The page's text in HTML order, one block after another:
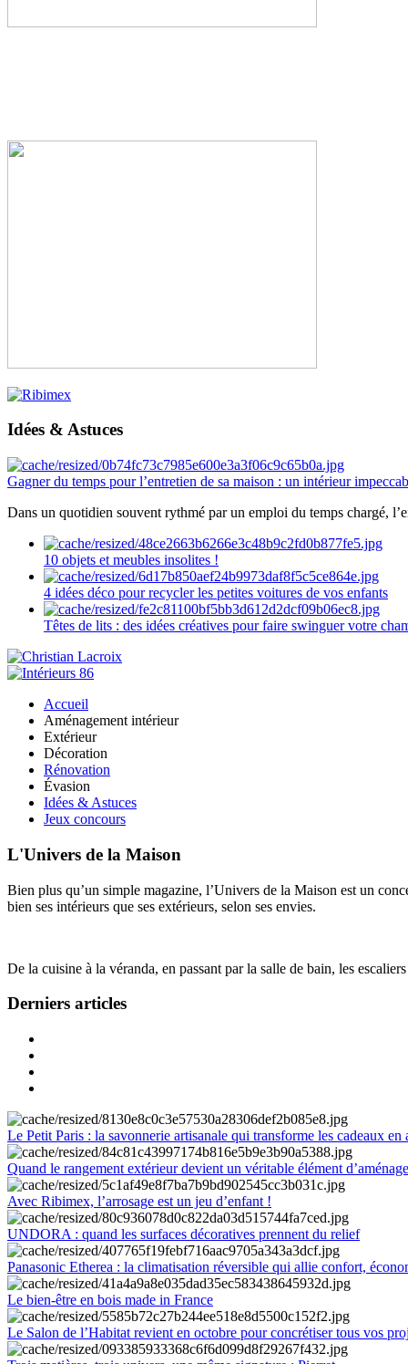
Idées & Astuces
Gagner du temps pour l’entretien de sa maison : un intérieur
Dans un quotidien souvent rythmé par un emploi du temps chargé,
10 objets et meubles insolites !
4 idées déco pour recycler les petites voitures de vos enfants
Têtes de lits : des idées créatives pour faire swinguer votre
Accueil
Aménagement intérieur
Extérieur
Décoration
Rénovation
Évasion
Idées & Astuces
Jeux concours
L'Univers de la Maison
Bien plus qu’un simple magazine, l’Univers de la Maison est un
bien ses intérieurs que ses extérieurs, selon ses envies.
De la cuisine à la véranda, en passant par la salle de bain, les
Derniers articles
Le Petit Paris : la savonnerie artisanale qui transforme les cadeaux en
Quand le rangement extérieur devient un véritable élément
Avec Ribimex, l’arrosage est un jeu d’enfant !
UNDORA : quand les surfaces décoratives prennent du relief
Panasonic Etherea : la climatisation réversible qui allie confort,
Le bien-être en bois made in France
Le Salon de l’Habitat revient en octobre pour concrétiser tous vos